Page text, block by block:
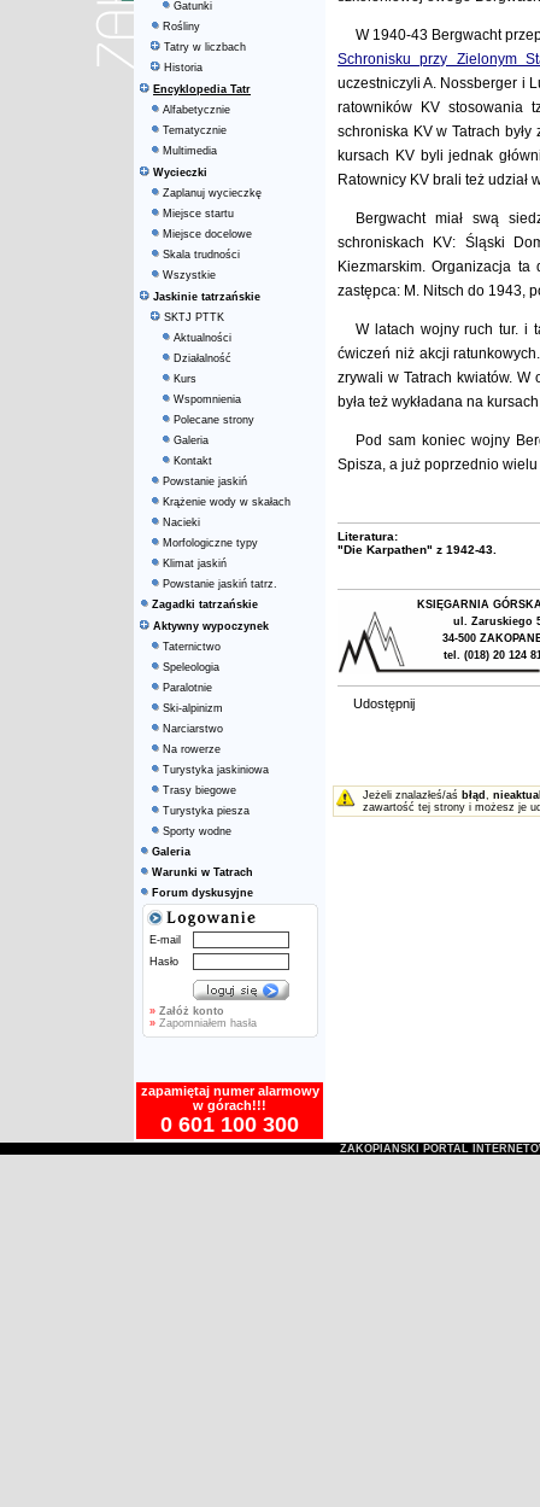
Gatunki
Rośliny
Tatry w liczbach
Historia
Encyklopedia Tatr
Alfabetycznie
Tematycznie
Multimedia
Wycieczki
Zaplanuj wycieczkę
Miejsce startu
Miejsce docelowe
Skala trudności
Wszystkie
Jaskinie tatrzańskie
SKTJ PTTK
Aktualności
Działalność
Kurs
Wspomnienia
Polecane strony
Galeria
Kontakt
Powstanie jaskiń
Krążenie wody w skałach
Nacieki
Morfologiczne typy
Klimat jaskiń
Powstanie jaskiń tatrz.
Zagadki tatrzańskie
Aktywny wypoczynek
Taternictwo
Speleologia
Paralotnie
Ski-alpinizm
Narciarstwo
Na rowerze
Turystyka jaskiniowa
Trasy biegowe
Turystyka piesza
Sporty wodne
Galeria
Warunki w Tatrach
Forum dyskusyjne
E-mail
Hasło
» Załóż konto
»Zapomniałem hasła
zapamiętaj numer alarmowy
w górach!!!
0 601 100 300
W 1940-43 Bergwacht
Schronisku przy Zielonym
uczestniczyli A. Nossberger i
ratowników KV stosowania
schroniska KV w Tatrach
kursach KV byli jednak
Ratownicy KV brali też udział
Bergwacht miał swą
schroniskach KV: Śląski
Kiezmarskim. Organizacja ta
zastępca: M. Nitsch do 1943,
W latach wojny ruch tur. i
ćwiczeń niż akcji
zrywali w Tatrach kwiatów. W
była też wykładana na
Pod sam koniec wojny
Spisza, a już poprzednio
Literatura:
"Die Karpathen" z 1942-43.
KSIĘGARNIA
ul. Zaruskiego
34-500
tel. (018) 20 124
Udostępnij
Jeżeli znalazłeś/aś błąd ,
zawartość tej strony i możesz je
ZAKOPIAŃSKI PORTAL